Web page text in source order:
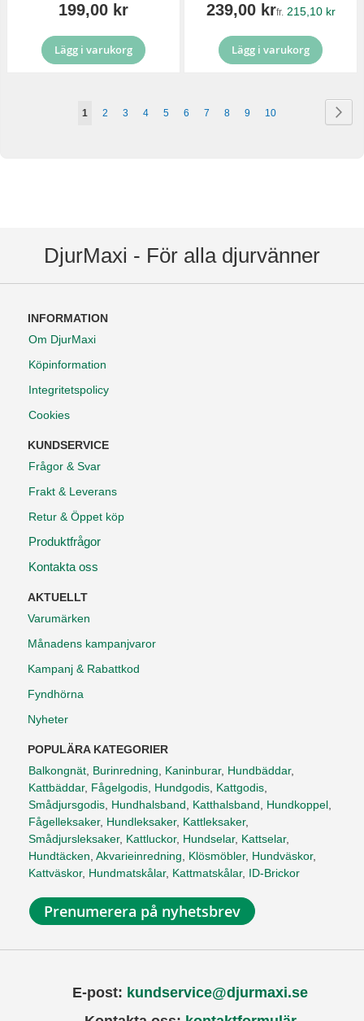
199,00 kr
Lägg i varukorg
239,00 krfr. 215,10 kr
Lägg i varukorg
Sida
You're
1 Sida
2 Sida
3 Sida
4 Sida
5 Sida
6 Sida
7 Sida
8 Sida
9 Sida
10
DjurMaxi - För alla djurvänner
INFORMATION
Om DjurMaxi
Köpinformation
Integritetspolicy
Cookies
KUNDSERVICE
Frågor & Svar
Frakt & Leverans
Retur & Öppet köp
Produktfrågor
Kontakta oss
AKTUELLT
Varumärken
Månadens kampanjvaror
Kampanj & Rabattkod
Fyndhörna
Nyheter
POPULÄRA KATEGORIER
Balkongnät, Burinredning, Kaninburar, Hundbäddar,
Kattbäddar, Fågelgodis, Hundgodis, Kattgodis,
Smådjursgodis, Hundhalsband, Katthalsband, Hundkoppel,
Fågelleksaker, Hundleksaker, Kattleksaker,
Smådjursleksaker, Kattluckor, Hundselar, Kattselar,
Hundtäcken, Akvarieinredning, Klösmöbler, Hundväskor,
Kattväskor, Hundmatskålar, Kattmatskålar, ID-Brickor
Prenumerera på nyhetsbrev
E-post: kundservice@djurmaxi.se